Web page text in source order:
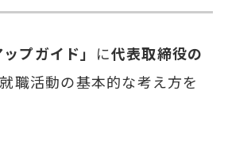
プガイド」 に代表取締役の
職活動の基本的な考え方を